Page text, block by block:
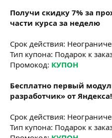
Получи скидку 7% за
части курса за неделю
Срок действия:
Тип купона: Подарок к
Промокод: КУПОН
Бесплатно первый
разработчик» от Яндекса!
Срок действия:
Тип купона: Подарок к